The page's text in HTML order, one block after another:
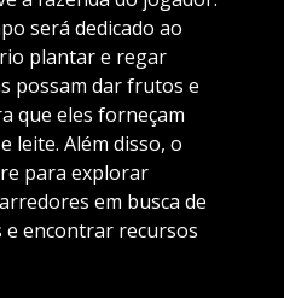
será dedicado ao
plantar e regar
possam dar frutos e
que eles forneçam
leite. Além disso, o
para explorar
em busca de
e encontrar recursos